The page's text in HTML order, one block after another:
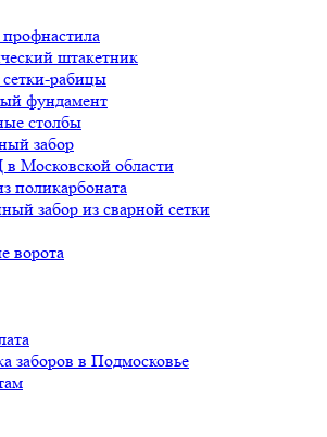
штакетник
сетки-рабицы
фундамент
столбы
забор
в Московской области
поликарбоната
забор из сварной сетки
ворота
заборов в Подмосковье